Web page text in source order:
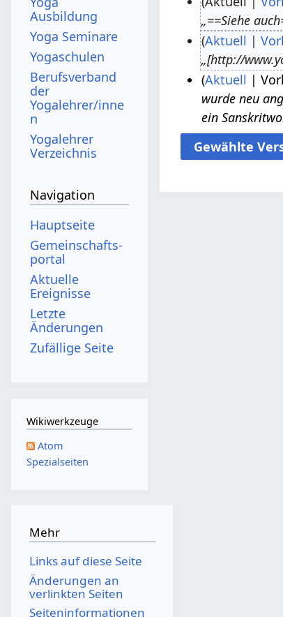
p
l
2
„==Siehe
n
i
Aktuell
„[http://
.
F
Aktuell
wurde neu
ein
Ausbildung
Yoga Seminare
Yogaschulen
Berufsverband
der
Yogalehrer/inne
n
Yogalehrer
Verzeichnis
Navigation
Hauptseite
Gemeinschafts­
portal
Aktuelle
Ereignisse
Letzte
Änderungen
Zufällige Seite
Wikiwerkzeuge
Atom
Spezialseiten
Mehr
Links auf diese Seite
Änderungen an
verlinkten Seiten
Seiten­­informationen